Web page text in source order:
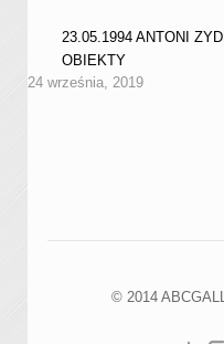
23.05.1994 ANTONI
OBIEKTY
24 września, 2019
© 2014